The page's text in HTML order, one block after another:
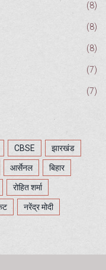
(8)
(8)
(8)
(7)
(7)
CBSE झारखंड
आर्सेनल बिहार
रोहित शर्मा
नरेंद्र मोदी